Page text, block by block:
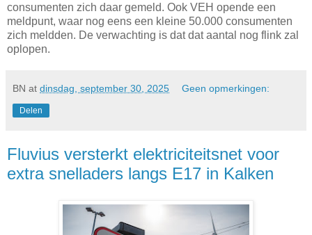
consumenten zich daar gemeld. Ook VEH opende een
meldpunt, waar nog eens een kleine 50.000 consumenten
zich meldden. De verwachting is dat dat aantal nog flink zal
oplopen.
BN at dinsdag, september 30, 2025 Geen opmerkingen:
Delen
Fluvius versterkt elektriciteitsnet voor
extra snelladers langs E17 in Kalken